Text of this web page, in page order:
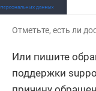
Отметьте, есть ли
Или пишите
поддержки